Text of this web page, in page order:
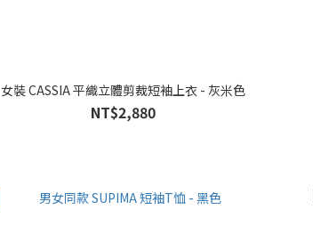
女裝 CASSIA 平織立體剪裁短袖上衣 - 灰米色
NT$2,880